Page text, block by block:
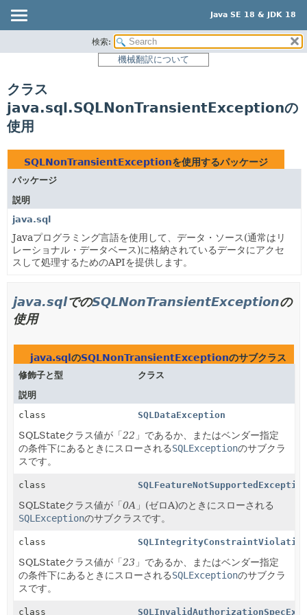
Java SE 18 & JDK 18
パッケージ
クラス
使用
ツリー
プレビュー
新規
非推奨
索引
ヘルプ
検索:
機械翻訳について
クラス
java.sql.SQLNonTransientExceptionの
使用
SQLNonTransientExceptionを使用するパッケージ
パッケージ
説明
java.sql
Javaプログラミング言語を使用して、データ・ソース(通常はリ
レーショナル・データベース)に格納されているデータにアクセ
スして処理するためのAPIを提供します。
java.sqlでのSQLNonTransientExceptionの
使用
java.sqlのSQLNonTransientExceptionのサブクラス
修飾子と型
クラス
説明
class
SQLDataException
SQLStateクラス値が「22 」であるか、またはベンダー指定
の条件下にあるときにスローされるSQLExceptionのサブクラ
スです。
class
SQLStateクラス値が「0A 」(ゼロA)のときにスローされる
SQLExceptionのサブクラスです。
class
SQLStateクラス値が「23 」であるか、またはベンダー指定
の条件下にあるときにスローされるSQLExceptionのサブクラ
スです。
class